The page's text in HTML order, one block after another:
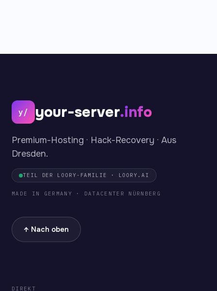
y/ your-server.info
Premium-Hosting · Hack-Recovery · Aus
Dresden.
TEIL DER LOORY-FAMILIE · LOORY.AI
MADE IN GERMANY · DATACENTER NÜRNBERG
↑ Nach oben
DIREKT